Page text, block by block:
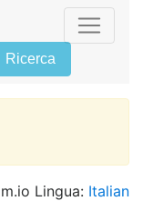
Ricerca
Lingua: Italian